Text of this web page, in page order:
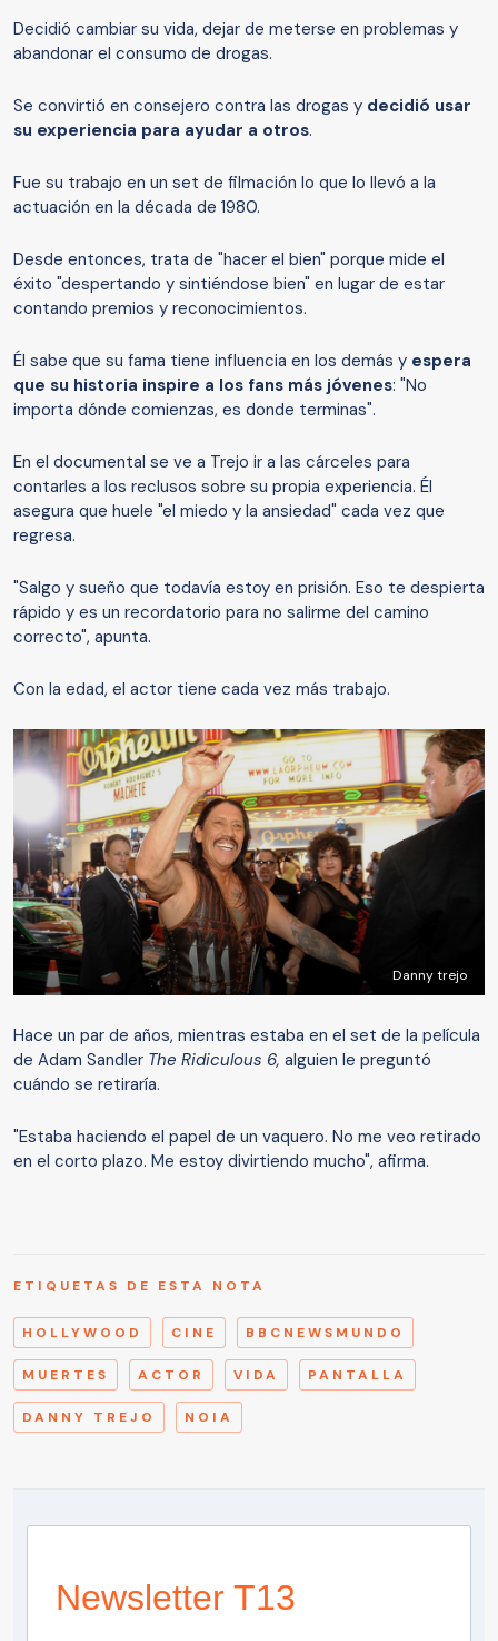
Decidió cambiar su vida, dejar de meterse en problemas y
abandonar el consumo de drogas.
Se convirtió en consejero contra las drogas y decidió usar
su experiencia para ayudar a otros.
Fue su trabajo en un set de filmación lo que lo llevó a la
actuación en la década de 1980.
Desde entonces, trata de "hacer el bien" porque mide el
éxito "despertando y sintiéndose bien" en lugar de estar
contando premios y reconocimientos.
Él sabe que su fama tiene influencia en los demás y espera
que su historia inspire a los fans más jóvenes: "No
importa dónde comienzas, es donde terminas".
En el documental se ve a Trejo ir a las cárceles para
contarles a los reclusos sobre su propia experiencia. Él
asegura que huele "el miedo y la ansiedad" cada vez que
regresa.
"Salgo y sueño que todavía estoy en prisión. Eso te despierta
rápido y es un recordatorio para no salirme del camino
correcto", apunta.
Con la edad, el actor tiene cada vez más trabajo.
Danny trejo
Hace un par de años, mientras estaba en el set de la película
de Adam Sandler The Ridiculous 6, alguien le preguntó
cuándo se retiraría.
"Estaba haciendo el papel de un vaquero. No me veo retirado
en el corto plazo. Me estoy divirtiendo mucho", afirma.
ETIQUETAS DE ESTA NOTA
HOLLYWOOD CINE BBCNEWSMUNDO
MUERTES ACTOR VIDA PANTALLA
DANNY TREJO NOIA
Newsletter T13